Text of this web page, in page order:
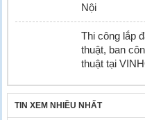
Nội
Thi công lắp
thuật, ban
thuật tại
TIN XEM NHIỀU NHẤT